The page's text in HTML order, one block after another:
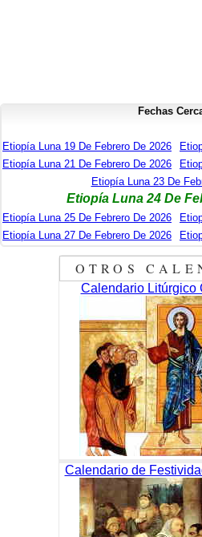
Fechas
Etiopía Luna 19 De Febrero De 2026
Etiopía Luna 21 De Febrero De 2026
Etiopía Luna 23 De
Etiopía Luna 24 De
Etiopía Luna 25 De Febrero De 2026
Etiopía Luna 27 De Febrero De 2026
OTROS
Calendario Litúrgico
Calendario de